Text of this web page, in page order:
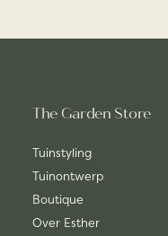
The Garden Store
Tuinstyling
Tuinontwerp
Boutique
Over Esther